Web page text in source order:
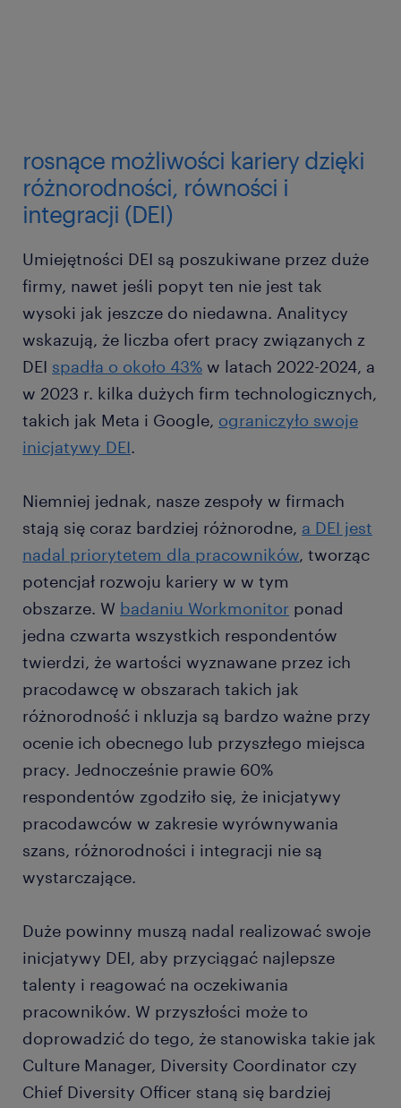
rosnące możliwości kariery dzięki
różnorodności, równości i
integracji (DEI)
Umiejętności DEI są poszukiwane przez duże
firmy, nawet jeśli popyt ten nie jest tak
wysoki jak jeszcze do niedawna. Analitycy
wskazują, że liczba ofert pracy związanych z
DEI spadła o około 43% w latach 2022-2024, a
w 2023 r. kilka dużych firm technologicznych,
takich jak Meta i Google, ograniczyło swoje
inicjatywy DEI.
Niemniej jednak, nasze zespoły w firmach
stają się coraz bardziej różnorodne, a DEI jest
nadal priorytetem dla pracowników, tworząc
potencjał rozwoju kariery w w tym
obszarze. W badaniu Workmonitor ponad
jedna czwarta wszystkich respondentów
twierdzi, że wartości wyznawane przez ich
pracodawcę w obszarach takich jak
różnorodność i nkluzja są bardzo ważne przy
ocenie ich obecnego lub przyszłego miejsca
pracy. Jednocześnie prawie 60%
respondentów zgodziło się, że inicjatywy
pracodawców w zakresie wyrównywania
szans, różnorodności i integracji nie są
wystarczające.
Duże powinny muszą nadal realizować swoje
inicjatywy DEI, aby przyciągać najlepsze
talenty i reagować na oczekiwania
pracowników. W przyszłości może to
doprowadzić do tego, że stanowiska takie jak
Culture Manager, Diversity Coordinator czy
Chief Diversity Officer staną się bardziej